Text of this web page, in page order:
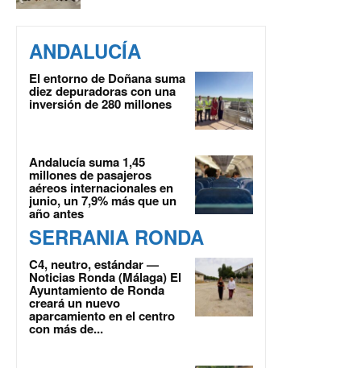
ANDALUCÍA
El entorno de Doñana suma
diez depuradoras con una
inversión de 280 millones
Andalucía suma 1,45
millones de pasajeros
aéreos internacionales en
junio, un 7,9% más que un
año antes
SERRANIA RONDA
C4, neutro, estándar —
Noticias Ronda (Málaga) El
Ayuntamiento de Ronda
creará un nuevo
aparcamiento en el centro
con más de...